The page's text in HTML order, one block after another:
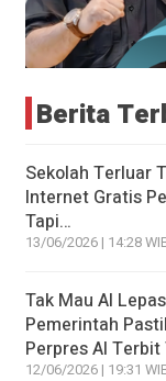
Berita
Sekolah Terluar
Internet Gratis
Tapi…
13/06/2026 | 14:28
Tak Mau AI
Pemerintah
Perpres AI Terbit
12/06/2026 | 19:31